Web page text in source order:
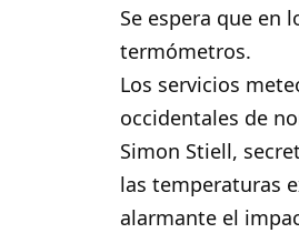
Se espera que en
termómetros.
Los servicios
occidentales de
Simon Stiell,
las temperaturas
alarmante el